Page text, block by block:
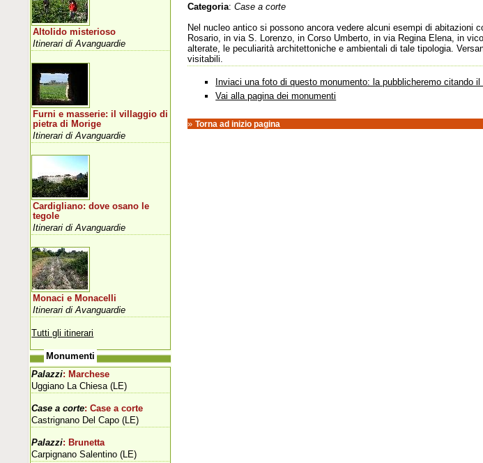
Categoria:Case a corte
Nel nucleo antico si possono ancora vedere alcuni esempi di abitazioni
Rosario, in via S. Lorenzo, in Corso Umberto, in via Regina Elena, in
alterate, le peculiarità architettoniche e ambientali di tale tipologia.
visitabili.
Inviaci una foto di questo monumento: la pubblicheremo citando il
Vai alla pagina dei monumenti
»Torna ad inizio pagina
Altolido misterioso
Itinerari di Avanguardie
Furni e masserie: il villaggio di
pietra di Morige
Itinerari di Avanguardie
Cardigliano: dove osano le
tegole
Itinerari di Avanguardie
Monaci e Monacelli
Itinerari di Avanguardie
Tutti gli itinerari
Monumenti
Palazzi: Marchese
Uggiano La Chiesa (LE)
Case a corte: Case a corte
Castrignano Del Capo (LE)
Palazzi: Brunetta
Carpignano Salentino (LE)